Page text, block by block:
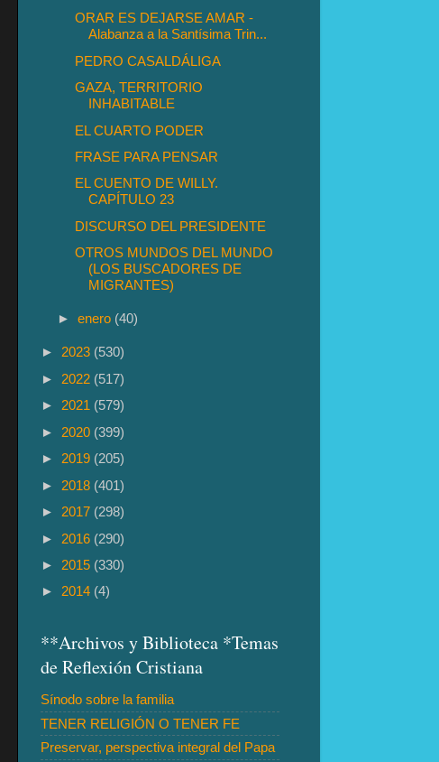
ORAR ES DEJARSE AMAR -
Alabanza a la Santísima Trin...
PEDRO CASALDÁLIGA
GAZA, TERRITORIO
INHABITABLE
EL CUARTO PODER
FRASE PARA PENSAR
EL CUENTO DE WILLY.
CAPÍTULO 23
DISCURSO DEL PRESIDENTE
OTROS MUNDOS DEL MUNDO
(LOS BUSCADORES DE
MIGRANTES)
►enero (40)
► 2023 (530)
► 2022 (517)
► 2021 (579)
► 2020 (399)
► 2019 (205)
► 2018 (401)
► 2017 (298)
► 2016 (290)
► 2015 (330)
► 2014 (4)
**Archivos y Biblioteca *Temas
de Reflexión Cristiana
Sínodo sobre la familia
TENER RELIGIÓN O TENER FE
Preservar, perspectiva integral del Papa